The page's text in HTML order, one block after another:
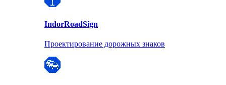
IndorRoadSign
Проектирование дорожных знаков